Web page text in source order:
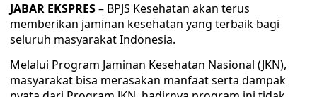
JABAR EKSPRES– BPJS Kesehatan akan terus
memberikan jaminan kesehatan yang terbaik bagi
seluruh masyarakat Indonesia.
Melalui Program Jaminan Kesehatan Nasional (JKN),
masyarakat bisa merasakan manfaat serta dampak